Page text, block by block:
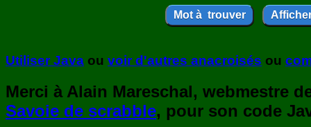
Utiliser Java ou voir d'autres anacroisés ou
Merci à Alain Mareschal, webmestre
Savoie de scrabble, pour son code